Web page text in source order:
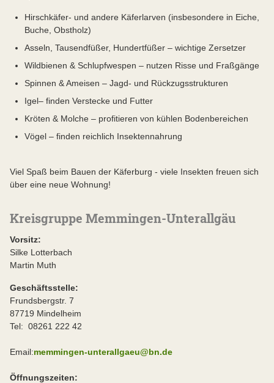
Hirschkäfer- und andere Käferlarven (insbesondere in Eiche,
Buche, Obstholz)
Asseln, Tausendfüßer, Hundertfüßer – wichtige Zersetzer
Wildbienen & Schlupfwespen – nutzen Risse und Fraßgänge
Spinnen & Ameisen – Jagd- und Rückzugsstrukturen
Igel– finden Verstecke und Futter
Kröten & Molche – profitieren von kühlen Bodenbereichen
Vögel – finden reichlich Insektennahrung
Viel Spaß beim Bauen der Käferburg - viele Insekten freuen sich
über eine neue Wohnung!
Kreisgruppe Memmingen-Unterallgäu
Vorsitz:
Silke Lotterbach
Martin Muth
Geschäftsstelle:
Frundsbergstr. 7
87719 Mindelheim
Tel: 08261 222 42
Email:memmingen-unterallgaeu@bn.de
Öffnungszeiten: